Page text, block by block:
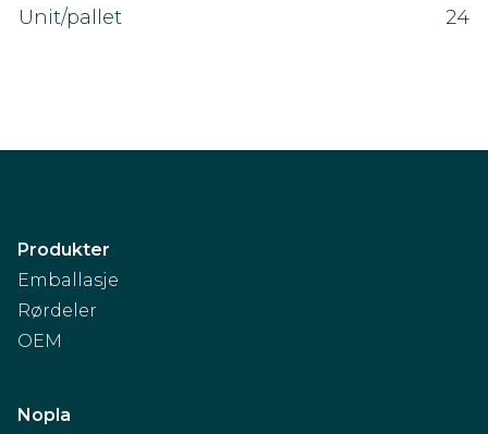
Unit/pallet
24
Produkter
Emballasje
Rørdeler
OEM
Nopla